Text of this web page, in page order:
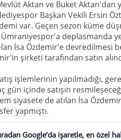
Aktan ve Buket Aktan'dan
Başkan Vekili Ersin
var. Geçen sezon küme
deplasmanda
İsa Özdemir'e devredilmesi
şirketi tarafından satın
işlemlerinin yapılmadığı,
gün içinde satışın
siyasete de atılan İsa
yapmıştı.
Google’da işaretle, en özel